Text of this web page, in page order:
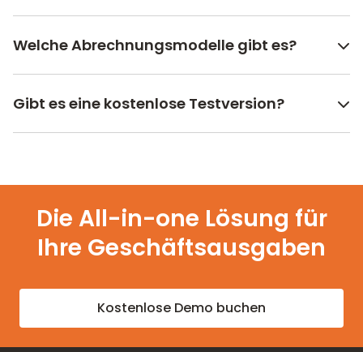
Welche Abrechnungsmodelle gibt es?
Gibt es eine kostenlose Testversion?
Die All-in-one Lösung für
Ihre Geschäftsausgaben
Kostenlose Demo buchen